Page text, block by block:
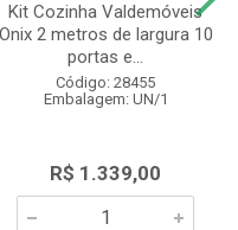
Kit Cozinha Valdemóveis
Onix 2 metros de largura 10
portas e...
Código: 28455
Embalagem: UN/1
R$ 1.339,00